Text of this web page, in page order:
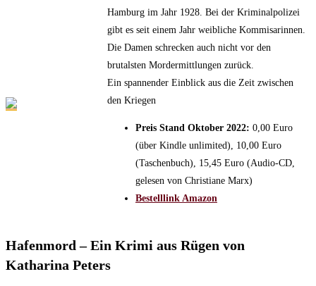
Hamburg im Jahr 1928. Bei der Kriminalpolizei
gibt es seit einem Jahr weibliche Kommisarinnen.
Die Damen schrecken auch nicht vor den
brutalsten Mordermittlungen zurück.
Ein spannender Einblick aus die Zeit zwischen
den Kriegen
Preis Stand Oktober 2022: 0,00 Euro
(über Kindle unlimited), 10,00 Euro
(Taschenbuch), 15,45 Euro (Audio-CD,
gelesen von Christiane Marx)
Bestelllink Amazon
Hafenmord – Ein Krimi aus Rügen von
Katharina Peters